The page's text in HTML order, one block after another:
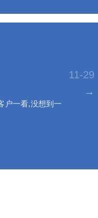
户一看,没想到一
11-29
→